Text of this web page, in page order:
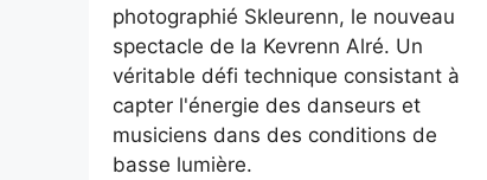
photographié Skleurenn, le nouveau
spectacle de la Kevrenn Alré. Un
véritable défi technique consistant à
capter l'énergie des danseurs et
musiciens dans des conditions de
basse lumière.